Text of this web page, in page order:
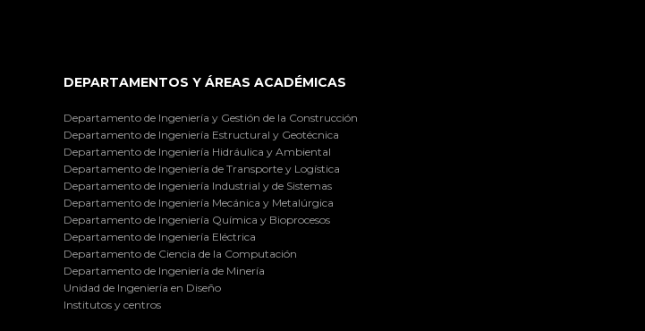
DEPARTAMENTOS Y ÁREAS ACADÉMICAS
Departamento de Ingeniería y Gestión de la Construcción
Departamento de Ingeniería Estructural y Geotécnica
Departamento de Ingeniería Hidráulica y Ambiental
Departamento de Ingeniería de Transporte y Logística
Departamento de Ingeniería Industrial y de Sistemas
Departamento de Ingeniería Mecánica y Metalúrgica
Departamento de Ingeniería Química y Bioprocesos
Departamento de Ingeniería Eléctrica
Departamento de Ciencia de la Computación
Departamento de Ingeniería de Minería
Unidad de Ingeniería en Diseño
Institutos y centros